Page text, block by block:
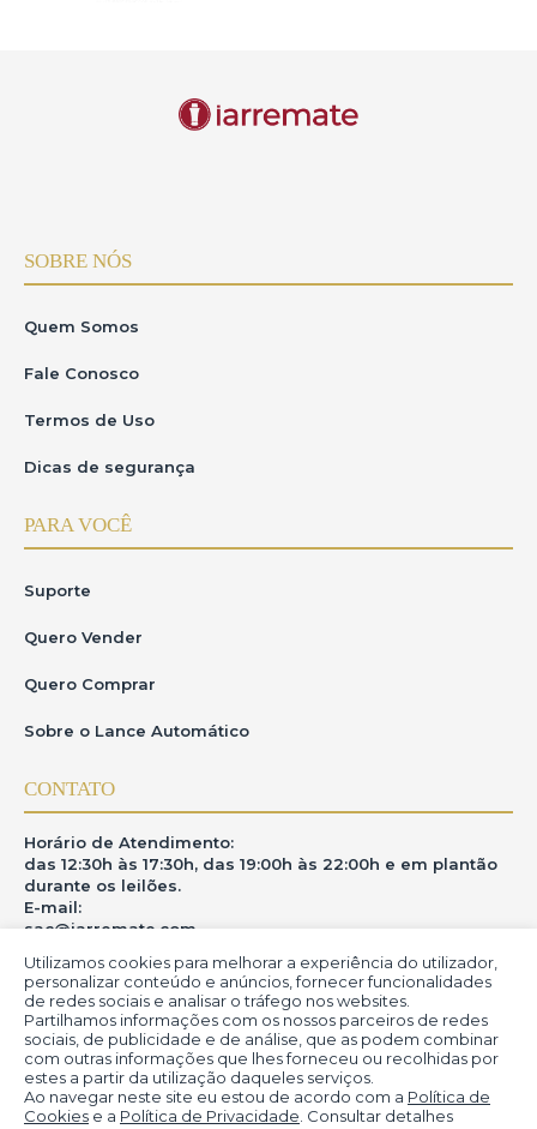
Utilizamos cookies para melhorar a experiência do utilizador,
personalizar conteúdo e anúncios, fornecer funcionalidades
de redes sociais e analisar o tráfego nos websites.
Partilhamos informações com os nossos parceiros de redes
sociais, de publicidade e de análise, que as podem combinar
com outras informações que lhes forneceu ou recolhidas por
estes a partir da utilização daqueles serviços.
Ao navegar neste site eu estou de acordo com a Política de
Cookies e a Política de Privacidade . Consultar detalhes
SOBRE NÓS
Quem Somos
Fale Conosco
Termos de Uso
Dicas de segurança
PARA VOCÊ
Suporte
Quero Vender
Quero Comprar
Sobre o Lance Automático
CONTATO
Horário de Atendimento:
das 12:30h às 17:30h, das 19:00h às 22:00h e em plantão
durante os leilões.
E-mail:
sac@iarremate.com
ONDE ESTAMOS
R. Heitor Modesto, 28 - Estação São Lourenço - MG
CEP: 37470-000